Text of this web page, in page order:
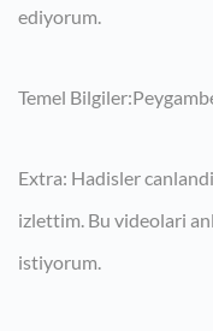
ediyorum.
Temel
Extra: Hadisler
izlettim. Bu videolari
istiyorum.